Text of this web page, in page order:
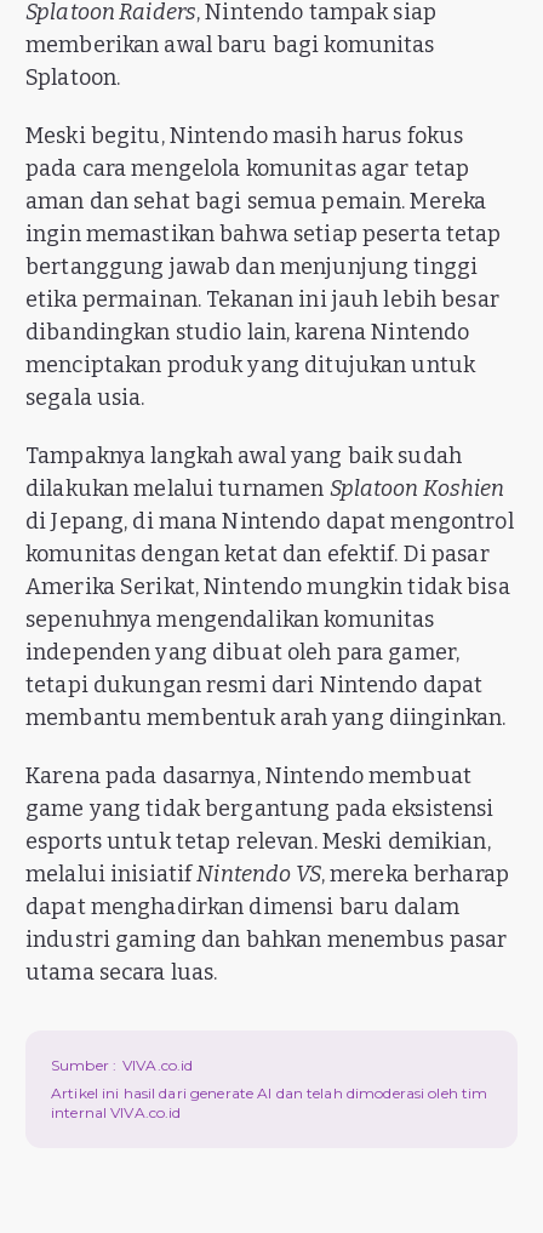
Splatoon Raiders, Nintendo tampak siap
memberikan awal baru bagi komunitas
Splatoon.
Meski begitu, Nintendo masih harus fokus
pada cara mengelola komunitas agar tetap
aman dan sehat bagi semua pemain. Mereka
ingin memastikan bahwa setiap peserta tetap
bertanggung jawab dan menjunjung tinggi
etika permainan. Tekanan ini jauh lebih besar
dibandingkan studio lain, karena Nintendo
menciptakan produk yang ditujukan untuk
segala usia.
Tampaknya langkah awal yang baik sudah
dilakukan melalui turnamen Splatoon Koshien
di Jepang, di mana Nintendo dapat mengontrol
komunitas dengan ketat dan efektif. Di pasar
Amerika Serikat, Nintendo mungkin tidak bisa
sepenuhnya mengendalikan komunitas
independen yang dibuat oleh para gamer,
tetapi dukungan resmi dari Nintendo dapat
membantu membentuk arah yang diinginkan.
Karena pada dasarnya, Nintendo membuat
game yang tidak bergantung pada eksistensi
esports untuk tetap relevan. Meski demikian,
melalui inisiatifNintendo VS, mereka berharap
dapat menghadirkan dimensi baru dalam
industri gaming dan bahkan menembus pasar
utama secara luas.
Sumber : VIVA.co.id
Artikel ini hasil dari generate AI dan telah dimoderasi oleh tim
internal VIVA.co.id